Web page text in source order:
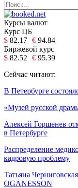
Курсы валют
Курс ЦБ
$ 82.17 € 94.84
Биржевой курс
$ 82.52 € 95.39
Сейчас читают:
В Петербурге
«Музей русской
Алексей Горшенев
в Петербурге
Распределение
кадровую проблему
Татьяна
OGANESSON